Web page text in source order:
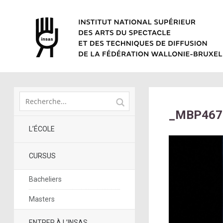
L’ÉCOLE
CURSUS
Bacheliers
Masters